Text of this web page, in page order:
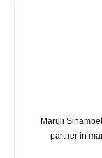
Maruli
partner in